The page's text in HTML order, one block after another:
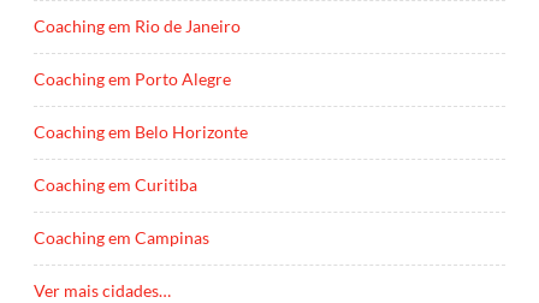
Coaching em Rio de Janeiro
Coaching em Porto Alegre
Coaching em Belo Horizonte
Coaching em Curitiba
Coaching em Campinas
Ver mais cidades…